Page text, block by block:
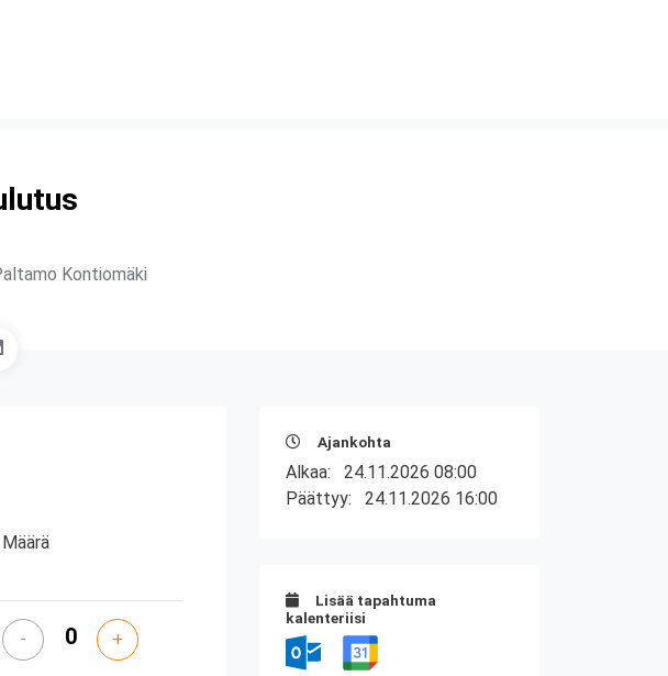
Kontiomäki
Määrä
- +
Ajankohta
Alkaa: 24.11.2026 08:00
Päättyy: 24.11.2026 16:00
Lisää tapahtuma
kalenteriisi